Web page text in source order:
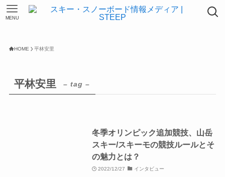
MENU
HOME 平林安里
平林安里 – tag –
冬季オリンピック追加競技、山岳
スキー/スキーモの競技ルールとそ
の魅力とは？
2022/12/27 インタビュー